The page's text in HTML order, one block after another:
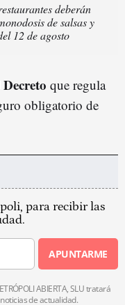
deberán
de salsas y
12 de agosto
que regula
obligatorio de
para recibir las
APUNTARME
ABIERTA, SLU tratará
de actualidad.